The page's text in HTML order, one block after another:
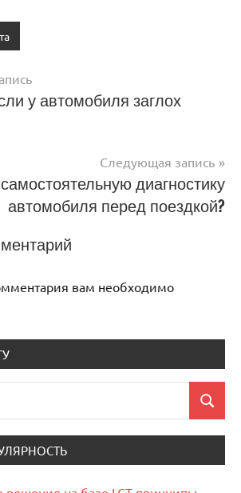
у автомобиля заглох
Следующая запись
диагностику
автомобиля перед поездкой?
вам необходимо
Поиск